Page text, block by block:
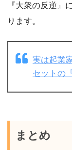
『大衆の反逆』
ります。
実は起業
セットの
まとめ